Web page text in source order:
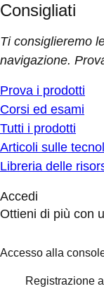
Consigliati
Ti consiglieremo
navigazione.
Prova i prodotti
Corsi ed esami
Tutti i prodotti
Articoli sulle
Libreria delle
Accedi
Ottieni di più con
Accesso alla
Registrazione